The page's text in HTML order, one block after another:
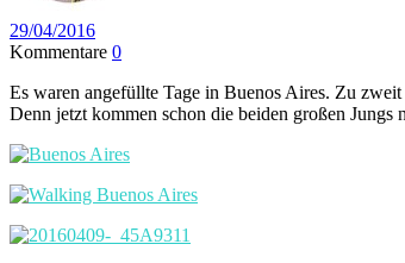
29/04/2016
Kommentare 0
Es waren angefüllte Tage in Buenos Aires. Zu
Denn jetzt kommen schon die beiden großen Jungs